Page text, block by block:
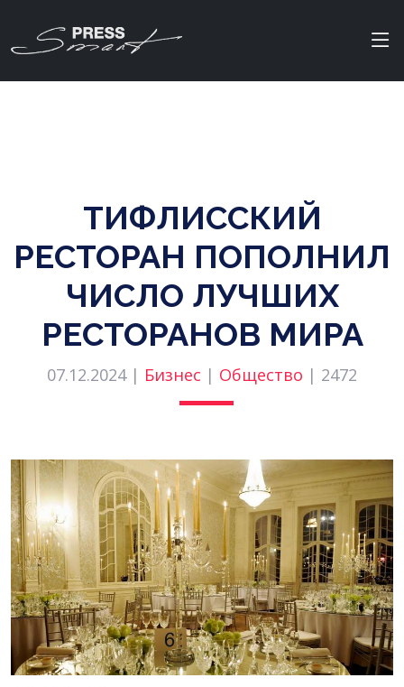
ТИФЛИССКИЙ
РЕСТОРАН ПОПОЛНИЛ
ЧИСЛО ЛУЧШИХ
РЕСТОРАНОВ МИРА
07.12.2024 | Бизнес | Общество | 2472